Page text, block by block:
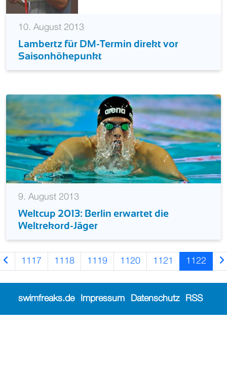
10. August 2013
Lambertz für DM-Termin direkt vor
Saisonhöhepunkt
9. August 2013
Weltcup 2013: Berlin erwartet die
Weltrekord-Jäger
1117 1118 1119 1120 1121 1122
swimfreaks.de Impressum Datenschutz RSS